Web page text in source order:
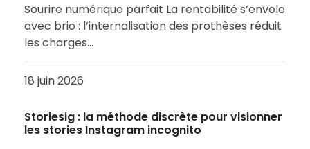
Sourire numérique parfait La rentabilité s’envole
avec brio : l’internalisation des prothèses réduit
les charges…
18 juin 2026
Storiesig : la méthode discrète pour visionner
les stories Instagram incognito